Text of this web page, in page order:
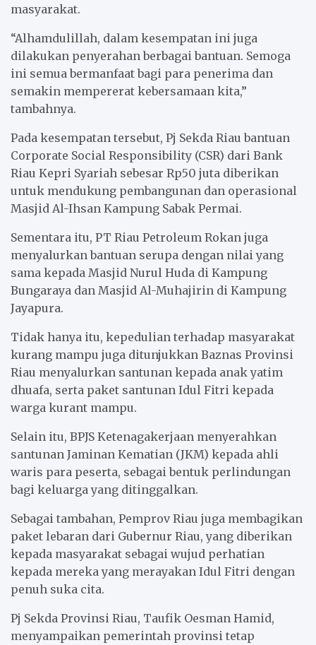
masyarakat.
“Alhamdulillah, dalam kesempatan ini juga
dilakukan penyerahan berbagai bantuan. Semoga
ini semua bermanfaat bagi para penerima dan
semakin mempererat kebersamaan kita,”
tambahnya.
Pada kesempatan tersebut, Pj Sekda Riau bantuan
Corporate Social Responsibility (CSR) dari Bank
Riau Kepri Syariah sebesar Rp50 juta diberikan
untuk mendukung pembangunan dan operasional
Masjid Al-Ihsan Kampung Sabak Permai.
Sementara itu, PT Riau Petroleum Rokan juga
menyalurkan bantuan serupa dengan nilai yang
sama kepada Masjid Nurul Huda di Kampung
Bungaraya dan Masjid Al-Muhajirin di Kampung
Jayapura.
Tidak hanya itu, kepedulian terhadap masyarakat
kurang mampu juga ditunjukkan Baznas Provinsi
Riau menyalurkan santunan kepada anak yatim
dhuafa, serta paket santunan Idul Fitri kepada
warga kurant mampu.
Selain itu, BPJS Ketenagakerjaan menyerahkan
santunan Jaminan Kematian (JKM) kepada ahli
waris para peserta, sebagai bentuk perlindungan
bagi keluarga yang ditinggalkan.
Sebagai tambahan, Pemprov Riau juga membagikan
paket lebaran dari Gubernur Riau, yang diberikan
kepada masyarakat sebagai wujud perhatian
kepada mereka yang merayakan Idul Fitri dengan
penuh suka cita.
Pj Sekda Provinsi Riau, Taufik Oesman Hamid,
menyampaikan pemerintah provinsi tetap